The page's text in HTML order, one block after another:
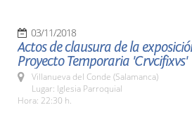
03/11/2018
Actos de clausura de la
Proyecto Temporaria 'Crvcifixvs'
Villanueva del Conde (Salamanca)
Lugar: Iglesia Parroquial
Hora: 22:30 h.